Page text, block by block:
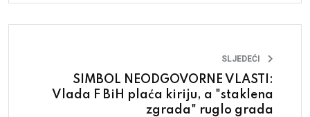
SLJEDEĆI
SIMBOL NEODGOVORNE VLASTI:
Vlada F BiH plaća kiriju, a "staklena
zgrada" ruglo grada